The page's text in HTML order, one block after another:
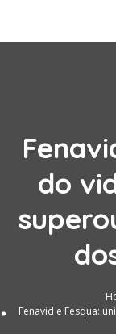
do
Fenavid e Fesqua: